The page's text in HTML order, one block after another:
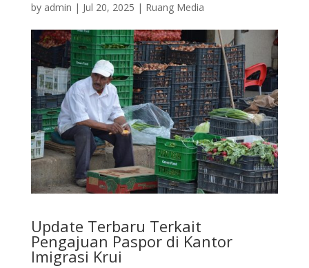
by admin | Jul 20, 2025 | Ruang Media
Update Terbaru Terkait
Pengajuan Paspor di Kantor
Imigrasi Krui